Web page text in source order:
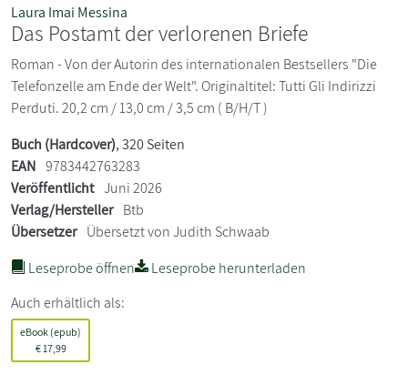
Laura Imai Messina
Das Postamt der verlorenen Briefe
Roman - Von der Autorin des internationalen Bestsellers "Die
Telefonzelle am Ende der Welt". Originaltitel: Tutti Gli Indirizzi
Perduti. 20,2 cm / 13,0 cm / 3,5 cm ( B/H/T )
Buch (Hardcover), 320 Seiten
EAN 9783442763283
Veröffentlicht Juni 2026
Verlag/Hersteller Btb
Übersetzer Übersetzt von Judith Schwaab
Leseprobe öffnen
Leseprobe herunterladen
Auch erhältlich als:
eBook (epub)
€17,99